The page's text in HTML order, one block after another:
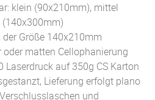
klein (90x210mm), mittel
Größe 140x210mm
matten Cellophanierung
auf 350g CS Karton
Lieferung erfolgt plano
und